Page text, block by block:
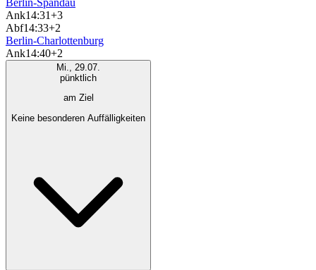
Berlin-Spandau
Ank14:31+3
Abf14:33+2
Berlin-Charlottenburg
Ank14:40+2
Mi., 29.07.
pünktlich
am Ziel
Keine besonderen Auffälligkeiten